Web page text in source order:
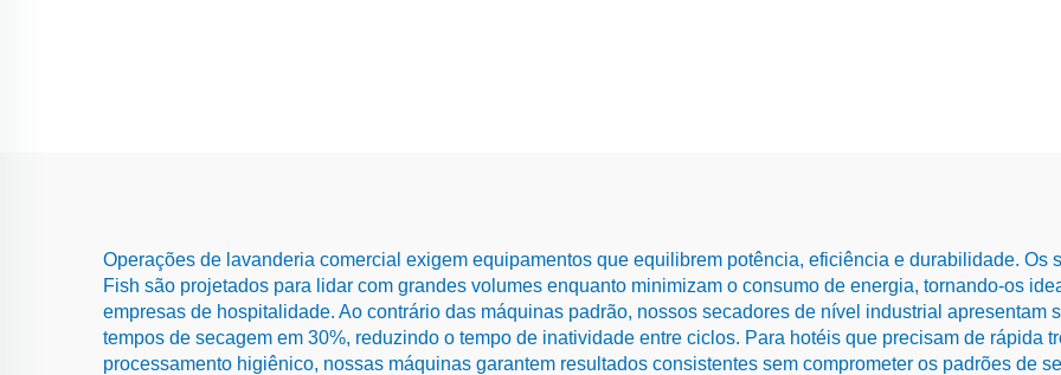
Operações de lavanderia comercial exigem equipamentos que equilibrem potência, eficiência e durabilidade.
Fish são projetados para lidar com grandes volumes enquanto minimizam o consumo de energia, tornando-os
empresas de hospitalidade. Ao contrário das máquinas padrão, nossos secadores de nível industrial apresentam
tempos de secagem em 30%, reduzindo o tempo de inatividade entre ciclos. Para hotéis que precisam de rápida
processamento higiênico, nossas máquinas garantem resultados consistentes sem comprometer os padrões de